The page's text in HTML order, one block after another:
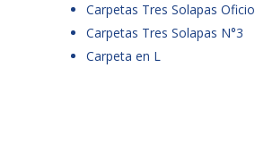
Carpetas Tres Solapas Oficio
Carpetas Tres Solapas N°3
Carpeta en L